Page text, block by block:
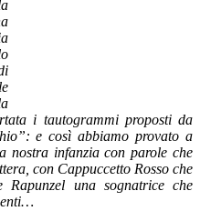
i tautogrammi proposti da
e così abbiamo provato a
nostra infanzia con parole che
con Cappuccetto Rosso che
una sognatrice che